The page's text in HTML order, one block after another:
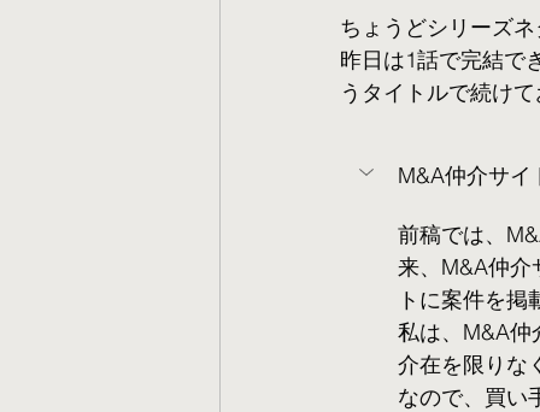
ちょうどシリーズ
昨日は1話で完結で
うタイトルで続け
M&A仲介サイ
前稿では、
来、M&A仲介
トに案件を
私は、M&A仲
介在を限りな
なので、買い